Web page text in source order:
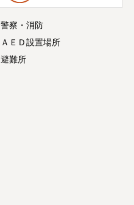
警察・消防
ＡＥＤ設置場所
避難所